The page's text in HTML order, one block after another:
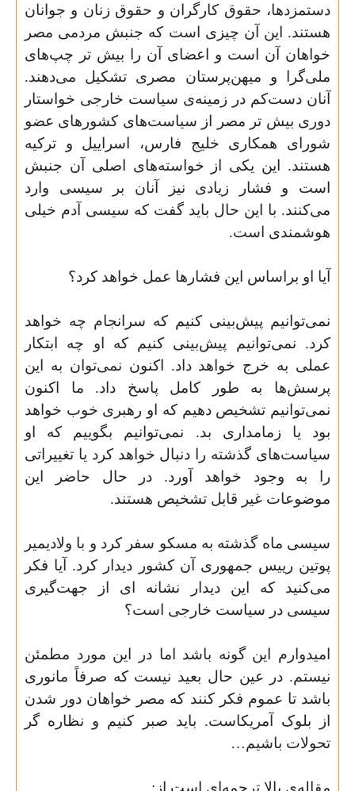
دستمزدها، حقوق کارگران و حقوق زنان و جوانان
هستند. این آن چیزی است که جنبش مردمی مصر
خواهان آن است و اعضای آن را بیش تر چپ‌های
ملی‌گرا و میهن‌پرستان مصری تشکیل می‌دهند.
آنان دست‌کم در زمینه‌ی سیاست خارجی خواستار
دوری بیش تر مصر از سیاست‌های کشورهای عضو
شورای همکاری خلیج فارس، اسراییل و ترکیه
هستند. این یکی از خواسته‌های اصلی آن جنبش
است و فشار زیادی نیز آنان بر سیسی وارد
می‌کنند. با این حال باید گفت که سیسی آدم خیلی
هوشمندی است.
آیا او براساس این فشارها عمل خواهد کرد؟
نمی‌توانیم پیش‌بینی کنیم که سرانجام چه خواهد
کرد. نمی‌توانیم پیش‌بینی کنیم که او چه ابتکار
عملی به خرج خواهد داد. اکنون نمی‌توان به این
پرسش‌ها به طور کامل پاسخ داد. ما اکنون
نمی‌توانیم تشخیص دهیم که او رهبری خوب خواهد
بود یا زمامداری بد. نمی‌توانیم بگوییم که او
سیاست‌های گذشته را دنبال خواهد کرد یا تغییراتی
را به وجود خواهد آورد. در حال حاضر این
موضوعات غیر قابل تشخیص هستند.
سیسی ماه گذشته به مسکو سفر کرد و با ولادیمیر
پوتین رییس جمهوری آن کشور دیدار کرد. آیا فکر
می‌کنید که این دیدار نشانه ای از جهت‌گیری
سیسی در سیاست خارجی است؟
امیدوارم این گونه باشد اما در این مورد مطمئن
نیستم. در عین حال بعید نیست که صرفاً مانوری
باشد تا عموم فکر کنند که مصر خواهان دور شدن
از بلوک آمریکاست. باید صبر کنیم و نظاره گر
تحولات باشیم…
مقاله‌ی بالا ترجمه‌ای است از :